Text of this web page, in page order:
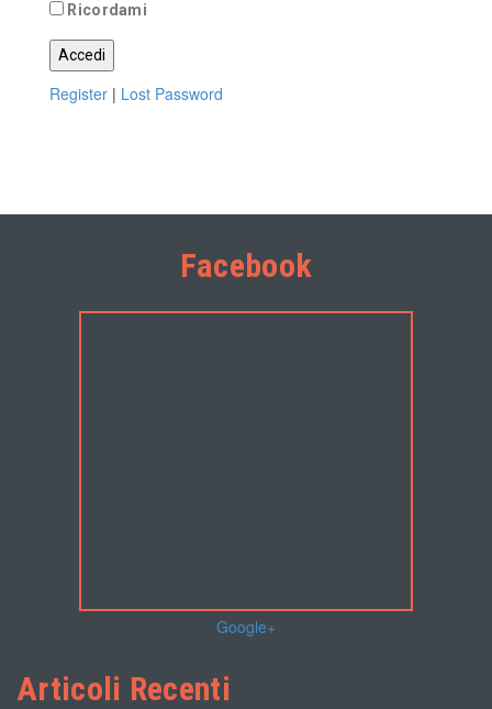
Ricordami
Register | Lost Password
Facebook
Google+
Articoli Recenti